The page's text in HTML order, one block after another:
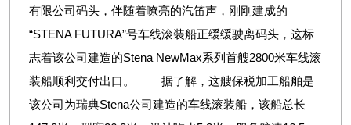
有限公司码头，伴随着嘹亮的汽笛声，刚刚建成的
“STENA FUTURA”号车线滚装船正缓缓驶离码头，这标
志着该公司建造的Stena NewMax系列首艘2800米车线滚
装船顺利交付出口。 据了解，这艘保税加工船舶是
该公司为瑞典Stena公司建造的车线滚装船，该船总长